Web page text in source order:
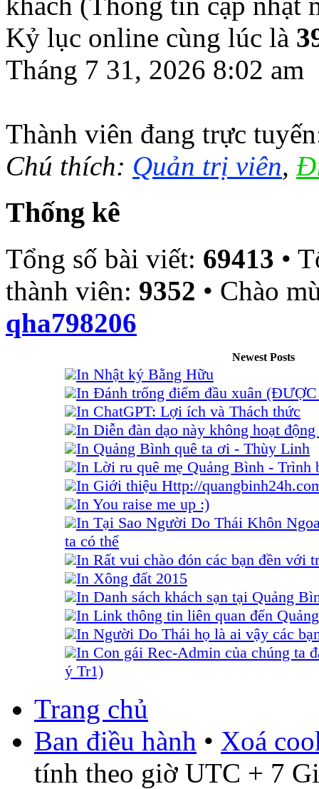
Kỷ lục online cùng lúc là
Tháng 7 31, 2026 8:02 am
Thành viên đang trực
Chú thích: Quản trị viên,
Thống kê
Tổng số bài viết: 69413 •
thành viên: 9352 • Chào
qha798206
Newest Posts
In Nhật ký Bằng Hữu
In Đánh trống điểm đầu xuân (ĐƯỢC
In ChatGPT: Lợi ích và Thách thức
In Diễn đàn dạo này không hoạt
In Quảng Bình quê ta ơi - Thùy Linh
In Lời ru quê mẹ Quảng Bình - Trình
In Giới thiệu Http://
In You raise me up :)
In Tại Sao Người Do Thái Khôn
ta có thể
In Rất vui chào đón các bạn đền với
In Xông đất 2015
In Danh sách khách sạn tại Quảng
In Link thông tin liên quan đến
In Người Do Thái họ là ai vậy các
In Con gái Rec-Admin của chúng ta
ý Tr1)
Trang chủ
Ban điều hành • Xoá
tính theo giờ UTC + 7